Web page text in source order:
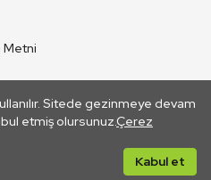
Sitede gezinmeye devam
etmiş olursunuz.Çerez
Kabul et
Metni
Bağlantı yoluyla gidilen dış